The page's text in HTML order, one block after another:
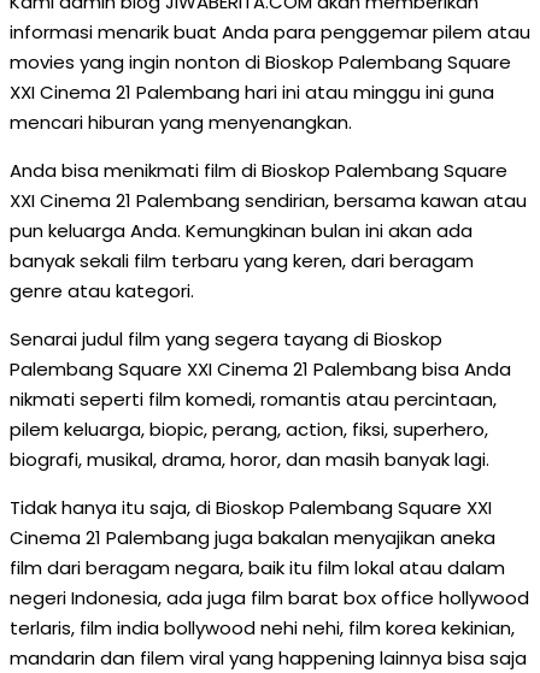
informasi menarik buat Anda para penggemar pilem atau
movies yang ingin nonton di Bioskop Palembang Square
XXI Cinema 21 Palembang hari ini atau minggu ini guna
mencari hiburan yang menyenangkan.
Anda bisa menikmati film di Bioskop Palembang Square
XXI Cinema 21 Palembang sendirian, bersama kawan atau
pun keluarga Anda. Kemungkinan bulan ini akan ada
banyak sekali film terbaru yang keren, dari beragam
genre atau kategori.
Senarai judul film yang segera tayang di Bioskop
Palembang Square XXI Cinema 21 Palembang bisa Anda
nikmati seperti film komedi, romantis atau percintaan,
pilem keluarga, biopic, perang, action, fiksi, superhero,
biografi, musikal, drama, horor, dan masih banyak lagi.
Tidak hanya itu saja, di Bioskop Palembang Square XXI
Cinema 21 Palembang juga bakalan menyajikan aneka
film dari beragam negara, baik itu film lokal atau dalam
negeri Indonesia, ada juga film barat box office hollywood
terlaris, film india bollywood nehi nehi, film korea kekinian,
mandarin dan filem viral yang happening lainnya bisa saja